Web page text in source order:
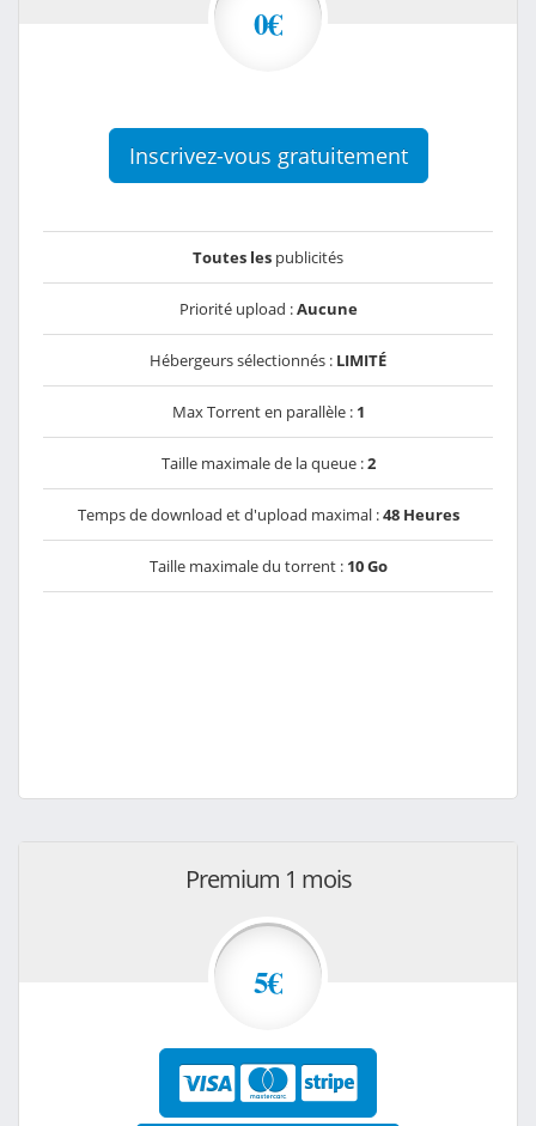
0€
Inscrivez-vous gratuitement
Toutes les publicités
Priorité upload :Aucune
Hébergeurs sélectionnés : LIMITÉ
Max Torrent en parallèle : 1
Taille maximale de la queue :2
Temps de download et d'upload maximal :48 Heures
Taille maximale du torrent : 10 Go
Premium 1 mois
5€